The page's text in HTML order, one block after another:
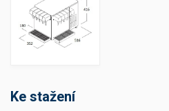
Ke stažení